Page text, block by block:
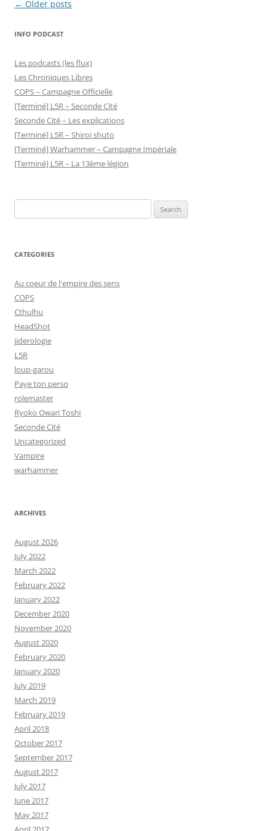
Post
← Older posts
INFO PODCAST
Les podcasts (les flux)
Les Chroniques Libres
COPS – Campagne Officielle
[Terminé] L5R – Seconde Cité
Seconde Cité – Les explications
[Terminé] L5R – Shiroi shuto
[Terminé] Warhammer – Campagne Impériale
[Terminé] L5R – La 13ème légion
for:
CATEGORIES
Au coeur de l'empire des sens
COPS
Cthulhu
HeadShot
jiderologie
L5R
loup-garou
Paye ton perso
rolemaster
Ryoko Owari Toshi
Seconde Cité
Uncategorized
Vampire
warhammer
ARCHIVES
August 2026
July 2022
March 2022
February 2022
January 2022
December 2020
November 2020
August 2020
February 2020
January 2020
July 2019
March 2019
February 2019
April 2018
October 2017
September 2017
August 2017
July 2017
June 2017
May 2017